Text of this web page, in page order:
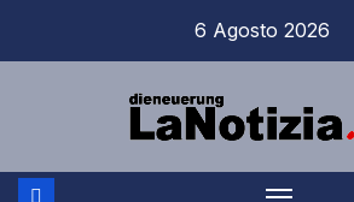
6 Agosto 2026